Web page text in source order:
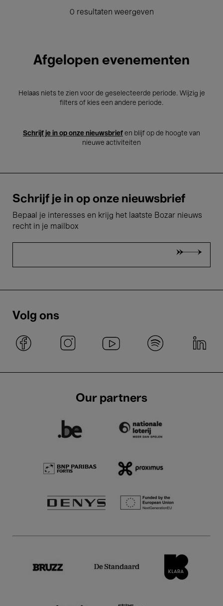
0 resultaten weergeven
Afgelopen evenementen
Helaas niets te zien voor de geselecteerde periode. Wijzig je
filters of kies een andere periode.
Schrijf je in op onze nieuwsbrief en blijf op de hoogte van
nieuwe activiteiten
Schrijf je in op onze nieuwsbrief
Bepaal je interesses en krijg het laatste Bozar nieuws
recht in je mailbox
Volg ons
Our partners